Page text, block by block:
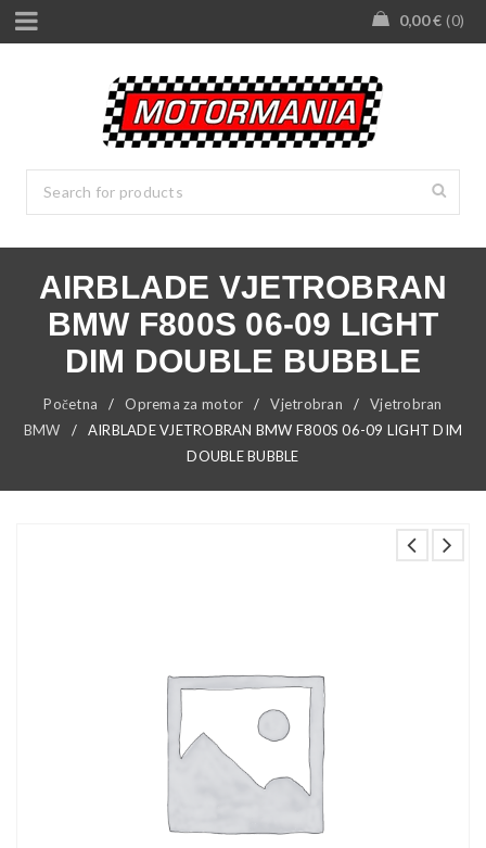
0,00€ 0
AIRBLADE VJETROBRAN
BMW F800S 06-09 LIGHT
DIM DOUBLE BUBBLE
Početna / Oprema za motor / Vjetrobran /
Vjetrobran
BMW
/
AIRBLADE VJETROBRAN BMW F800S 06-09 LIGHT DIM
DOUBLE BUBBLE